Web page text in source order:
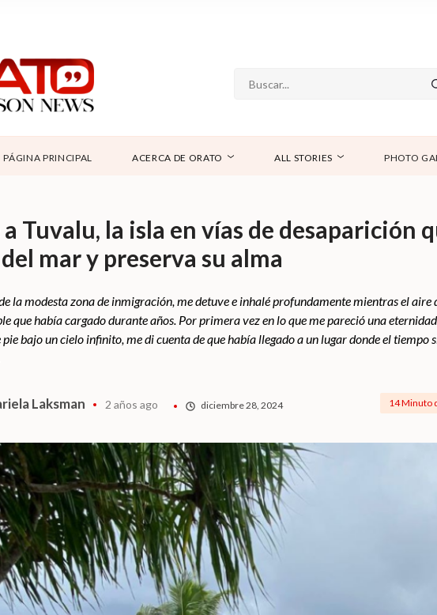
PÁGINA PRINCIPAL ACERCA DE ORATO ALL STORIES PHOTO
Tuvalu, la isla en vías de desaparición
mar y preserva su alma
la modesta zona de inmigración, me detuve e inhalé profundamente mientras el
que había cargado durante años. Por primera vez en lo que me pareció una
pie bajo un cielo infinito, me di cuenta de que había llegado a un lugar donde el
Laksman 2 años ago diciembre 28, 2024 14 Minuto